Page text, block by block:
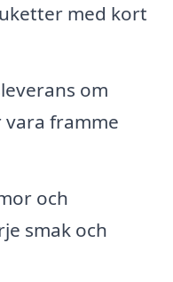
med kort
om
framme
och
smak och